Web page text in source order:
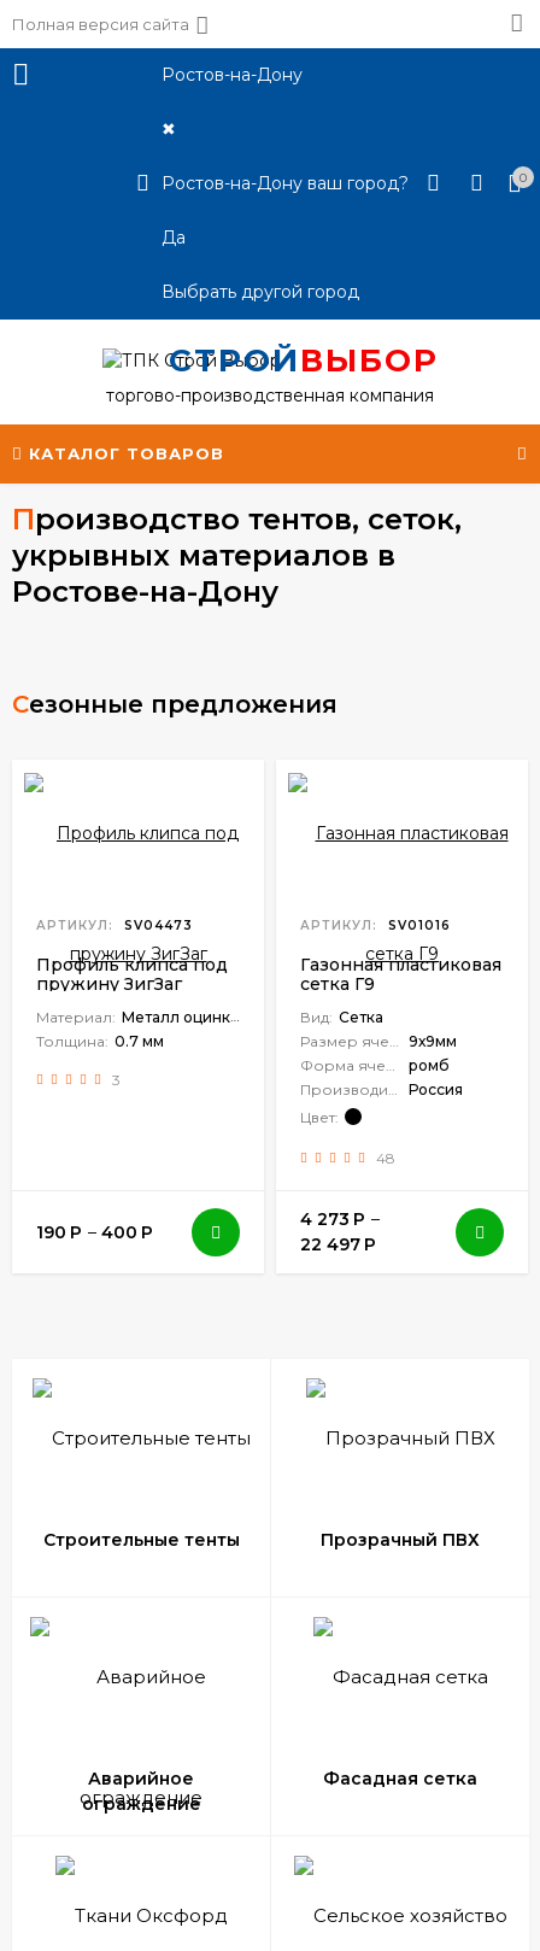
Полная версия сайта
Ростов-на-Дону
✖
Ростов-на-Дону ваш город?
Да
Выбрать другой город
0
СТРОЙВЫБОР
торгово-производственная компания
КАТАЛОГ ТОВАРОВ
Производство тентов, сеток,
укрывных материалов в
Ростове-на-Дону
Сезонные предложения
АРТИКУЛ: SV04473
Профиль клипса под
пружину ЗигЗаг
Материал: Металл оцинкованный
Толщина: 0.7 мм
3
190 Р – 400 Р
АРТИКУЛ: SV01016
Газонная пластиковая
сетка Г9
Вид: Сетка
Размер ячейки: 9х9мм
Форма ячейки:
ромб
Производитель:
Россия
Цвет:
48
4 273 Р –
22 497 Р
Строительные тенты Прозрачный ПВХ
Аварийное
ограждение
Фасадная сетка